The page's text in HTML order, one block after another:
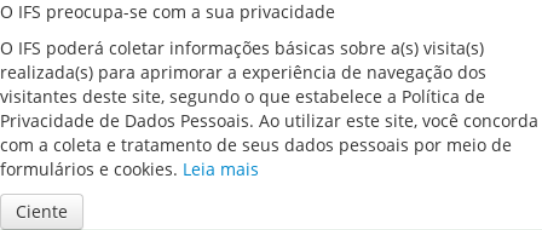
O IFS preocupa-se com a sua privacidade
O IFS poderá coletar informações básicas sobre a(s) visita(s)
realizada(s) para aprimorar a experiência de navegação dos
visitantes deste site, segundo o que estabelece a Política de
Privacidade de Dados Pessoais. Ao utilizar este site, você concorda
com a coleta e tratamento de seus dados pessoais por meio de
formulários e cookies. Leia mais
Ciente